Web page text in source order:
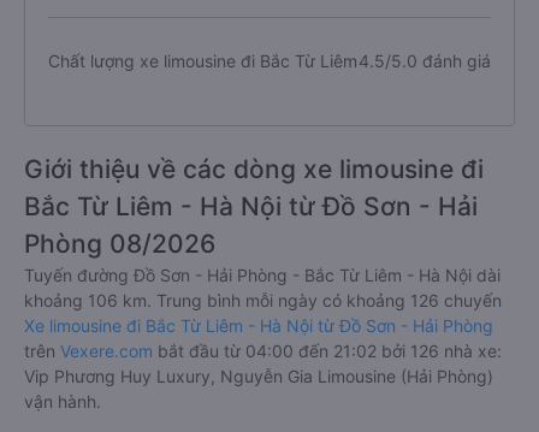
Chất lượng xe limousine đi Bắc Từ Liêm4.5/5.0 đánh giá
Giới thiệu về các dòng xe limousine đi
Bắc Từ Liêm - Hà Nội từ Đồ Sơn - Hải
Phòng 08/2026
Tuyến đường Đồ Sơn - Hải Phòng - Bắc Từ Liêm - Hà Nội dài
khoảng 106 km. Trung bình mỗi ngày có khoảng 126 chuyến
Xe limousine đi Bắc Từ Liêm - Hà Nội từ Đồ Sơn - Hải Phòng
trên Vexere.com bắt đầu từ 04:00 đến 21:02 bởi 126 nhà xe:
Vip Phương Huy Luxury, Nguyễn Gia Limousine (Hải Phòng)
vận hành.